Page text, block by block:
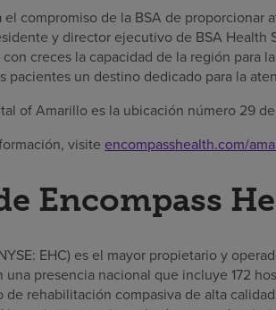
el compromiso de la BSA de
y director ejecutivo de BSA Health
creces la capacidad de la región para
pacientes un destino dedicado para la
of Amarillo es la ubicación número 29
visite encompasshealth.com/
Encompass
EHC) es el mayor propietario y
una presencia nacional que incluye 172
rehabilitación compasiva de alta